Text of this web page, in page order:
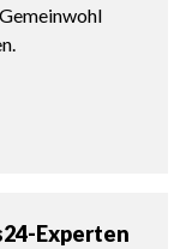
Experten